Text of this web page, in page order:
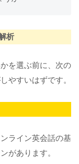
析
を選ぶ前に、次の
やすいはずです。
ライン英会話の基
があります。